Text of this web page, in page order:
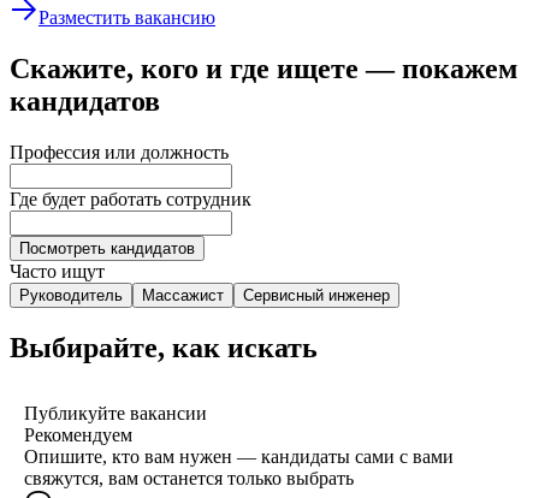
Разместить вакансию
Скажите, кого и где ищете — покажем
кандидатов
Профессия или должность
Где будет работать сотрудник
Посмотреть кандидатов
Часто ищут
Руководитель Массажист Сервисный инженер
Выбирайте, как искать
Публикуйте вакансии
Рекомендуем
Опишите, кто вам нужен — кандидаты сами с вами
свяжутся, вам останется только выбрать